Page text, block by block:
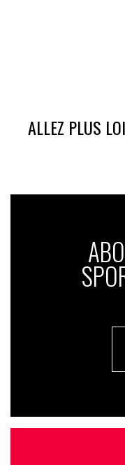
ALLEZ PLUS